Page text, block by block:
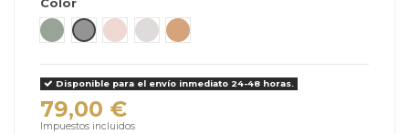
Balance Green
Harmony Grey
Delicate Pink
Quiet BeigeWarm Beige
Disponible para el envío inmediato 24-48 horas.
79,00 €
Impuestos incluidos